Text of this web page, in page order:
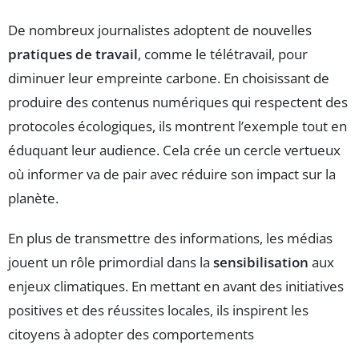
De nombreux journalistes adoptent de nouvelles
pratiques de travail, comme le télétravail, pour
diminuer leur empreinte carbone. En choisissant de
produire des contenus numériques qui respectent des
protocoles écologiques, ils montrent l’exemple tout en
éduquant leur audience. Cela crée un cercle vertueux
où informer va de pair avec réduire son impact sur la
planète.
En plus de transmettre des informations, les médias
jouent un rôle primordial dans la sensibilisation aux
enjeux climatiques. En mettant en avant des initiatives
positives et des réussites locales, ils inspirent les
citoyens à adopter des comportements